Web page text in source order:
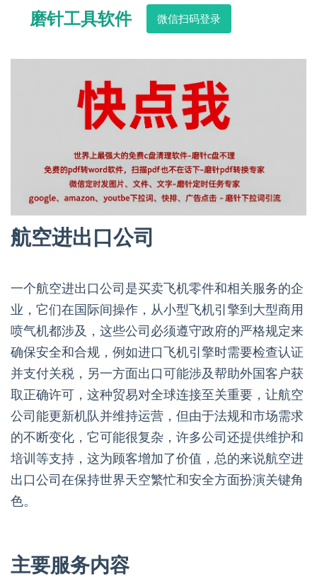
磨针工具软件 微信扫码登录
航空进出口公司
一个航空进出口公司是买卖飞机零件和相关服务的企
业，它们在国际间操作，从小型飞机引擎到大型商用
喷气机都涉及，这些公司必须遵守政府的严格规定来
确保安全和合规，例如进口飞机引擎时需要检查认证
并支付关税，另一方面出口可能涉及帮助外国客户获
取正确许可，这种贸易对全球连接至关重要，让航空
公司能更新机队并维持运营，但由于法规和市场需求
的不断变化，它可能很复杂，许多公司还提供维护和
培训等支持，这为顾客增加了价值，总的来说航空进
出口公司在保持世界天空繁忙和安全方面扮演关键角
色。
主要服务内容